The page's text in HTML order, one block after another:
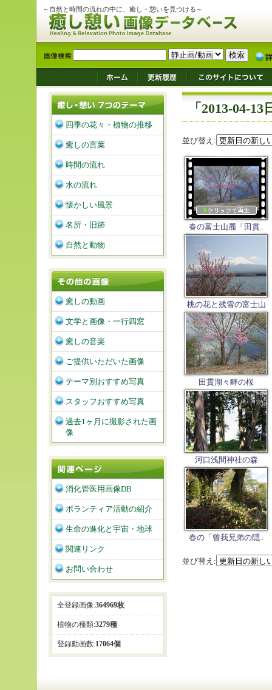
～自然と時間の流れの中に、癒し・憩いを見つける～
「2013-04-
並び替え:
春の富士山麓「田貫..
桃の花と残雪の富士山
田貫湖々畔の桜
河口浅間神社の森
春の「曾我兄弟の隠..
並び替え:
四季の花々・植物の推移
癒しの言葉
時間の流れ
水の流れ
懐かしい風景
名所・旧跡
自然と動物
癒しの動画
文学と画像・一行四窓
癒しの音楽
ご提供いただいた画像
テーマ別おすすめ写真
スタッフおすすめ写真
過去1ヶ月に撮影された画
像
消化管医用画像DB
ボランティア活動の紹介
生命の進化と宇宙・地球
関連リンク
お問い合わせ
全登録画像:364969枚
植物の種類:3279種
登録動画数:17064個